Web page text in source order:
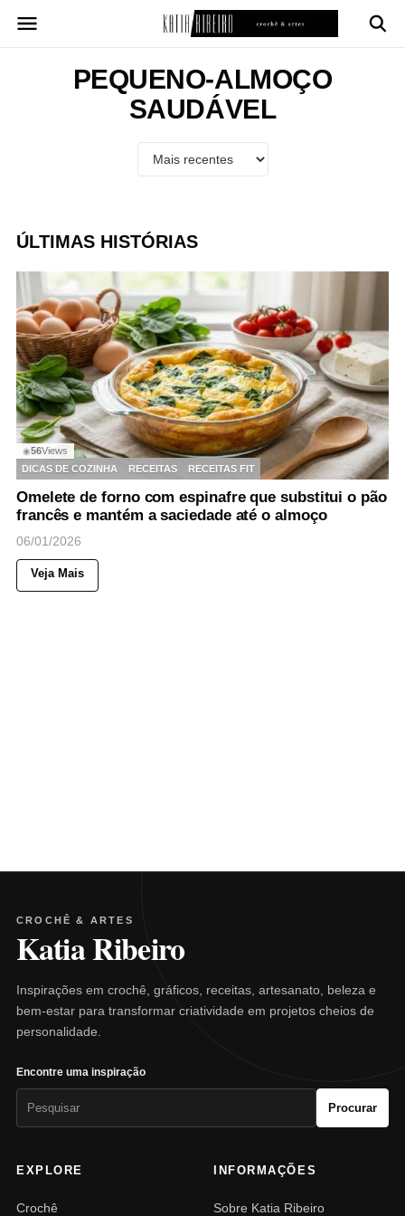
para
PEQUENO-ALMOÇO
SAUDÁVEL
ÚLTIMAS HISTÓRIAS
◉56Views
DICAS DE COZINHA
RECEITAS RECEITAS FIT
Omelete de forno com espinafre que substitui o pão
francês e mantém a saciedade até o almoço
06/01/2026
Veja Mais
CROCHÊ & ARTES
Katia Ribeiro
Inspirações em crochê, gráficos, receitas, artesanato, beleza e
bem-estar para transformar criatividade em projetos cheios de
personalidade.
Encontre uma inspiração
Procurar
EXPLORE
Crochê
INFORMAÇÕES
Sobre Katia Ribeiro